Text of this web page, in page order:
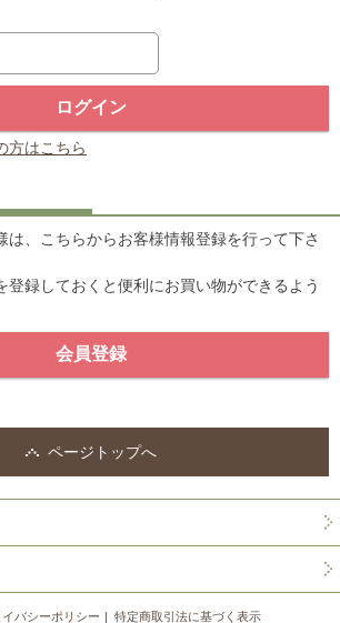
方はこちら
は、こちらからお客様情報登録を行って下さ
登録しておくと便利にお買い物ができるよう
ページトップへ
イバシーポリシー 特定商取引法に基づく表示